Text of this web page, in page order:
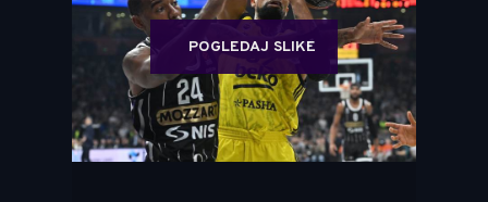
POGLEDAJ SLIKE